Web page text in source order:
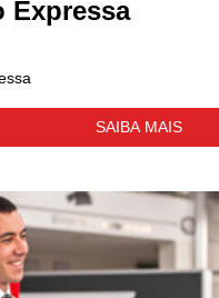
Expressa
SAIBA MAIS